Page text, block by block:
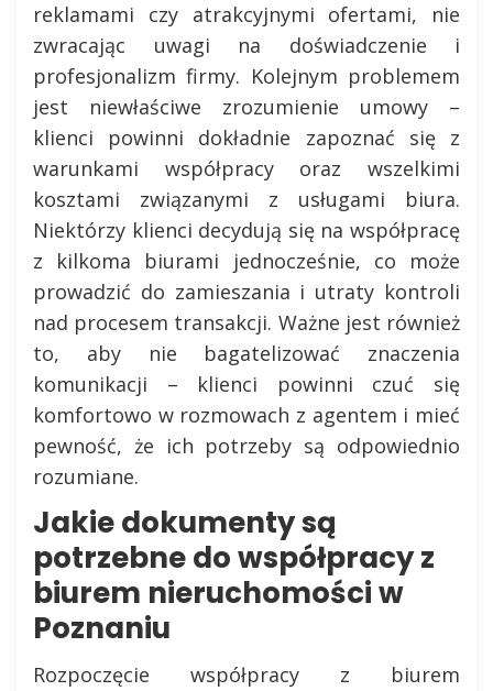
reklamami czy atrakcyjnymi ofertami, nie
zwracając uwagi na doświadczenie i
profesjonalizm firmy. Kolejnym problemem
jest niewłaściwe zrozumienie umowy –
klienci powinni dokładnie zapoznać się z
warunkami współpracy oraz wszelkimi
kosztami związanymi z usługami biura.
Niektórzy klienci decydują się na współpracę
z kilkoma biurami jednocześnie, co może
prowadzić do zamieszania i utraty kontroli
nad procesem transakcji. Ważne jest również
to, aby nie bagatelizować znaczenia
komunikacji – klienci powinni czuć się
komfortowo w rozmowach z agentem i mieć
pewność, że ich potrzeby są odpowiednio
rozumiane.
Jakie dokumenty są
potrzebne do współpracy z
biurem nieruchomości w
Poznaniu
Rozpoczęcie współpracy z biurem